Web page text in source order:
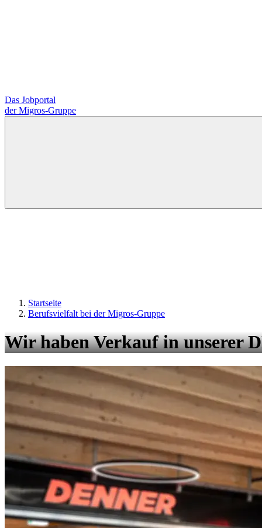
Das Jobportal
der Migros-Gruppe
Startseite
Berufsvielfalt bei der Migros-Gruppe
Wir haben Verkauf in unserer